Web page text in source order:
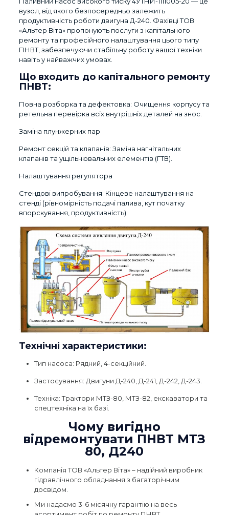
вузол, від якого безпосередньо залежить
продуктивність роботи двигуна Д-240. Фахівці ТОВ
«Альтер Віта» пропонують послуги з капітального
ремонту та професійного налаштування цього типу
ПНВТ, забезпечуючи стабільну роботу вашої техніки
навіть у найважчих умовах.
Що входить до капітального ремонту
ПНВТ:
Повна розборка та дефектовка: Очищення корпусу та
ретельна перевірка всіх внутрішніх деталей на знос.
Заміна плунжерних пар
Ремонт секцій та клапанів: Заміна нагнітальних
клапанів та ущільнювальних елементів (ГТВ).
Налаштування регулятора
Стендові випробування: Кінцеве налаштування на
стенді (рівномірність подачі палива, кут початку
впорскування, продуктивність).
Технічні характеристики:
Тип насоса: Рядний, 4-секційний.
Застосування: Двигуни Д-240, Д-241, Д-242, Д-243.
Техніка: Трактори МТЗ-80, МТЗ-82, екскаватори та
спецтехніка на їх базі.
Чому вигідно
відремонтувати ПНВТ МТЗ
80, Д240
Компанія ТОВ «Альтер Віта» – надійний виробник
гідравлічного обладнання з багаторічним
досвідом.
Ми надаємо 3-6 місячну гарантію на весь